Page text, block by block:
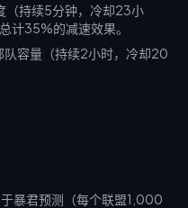
（持续5分钟，冷却23小
计35%的减速效果。
容量（持续2小时，冷却20
暴君预测（每个联盟1,000